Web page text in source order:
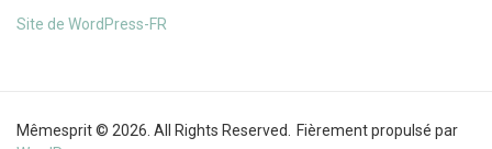
Site de WordPress-FR
Mêmesprit © 2026. All Rights Reserved.
Fièrement propulsé par